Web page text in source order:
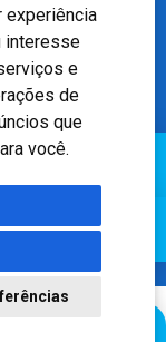
experiência
interesse
e
de
que
você.
Alegre – RS,
11217
(CRM-RS): 425